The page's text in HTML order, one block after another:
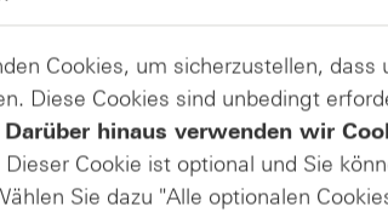
Cookies, um sicherzustellen,
Diese Cookies sind unbedingt
Darüber hinaus verwenden wir
Dieser Cookie ist optional und Sie
Sie dazu "Alle optionalen